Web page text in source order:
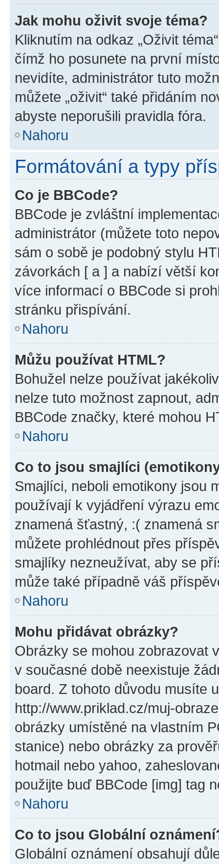
Jak mohu oživit svoje téma?
Kliknutím na odkaz „Oživit
čímž ho posunete na první
nevidíte, administrátor tuto
můžete „oživit“ také přidáním
abyste neporušili pravidla fóra.
Nahoru
Formátování a typy
Co je BBCode?
BBCode je zvláštní
administrátor (můžete toto
sám o sobě je podobný stylu
závorkách [ a ] a nabízí větší
více informací o BBCode si
stránku přispívání.
Nahoru
Můžu používat HTML?
Bohužel nelze používat
nelze tuto možnost zapnout,
BBCode značky, které mohou
Nahoru
Co to jsou smajlíci
Smajlíci, neboli emotikony jsou
používají k vyjádření výrazu
znamená šťastný, :( znamená
můžete prohlédnout přes
smajlíky nezneužívat, aby se
může také případně váš
Nahoru
Mohu přidávat obrázky?
Obrázky se mohou zobrazovat
v současné době neexistuje
board. Z tohoto důvodu musíte
http://www.priklad.cz/muj-
obrázky umístěné na vlastním
stanice) nebo obrázky za
hotmail nebo yahoo,
použijte buď BBCode [img] tag
Nahoru
Co to jsou Globální
Globální oznámení obsahují